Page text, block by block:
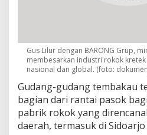
Gus Lilur dengan BARONG Grup,
membesarkan industri rokok
nasional dan global. (foto:
Gudang-gudang tembakau
bagian dari rantai pasok
pabrik rokok yang
daerah, termasuk di